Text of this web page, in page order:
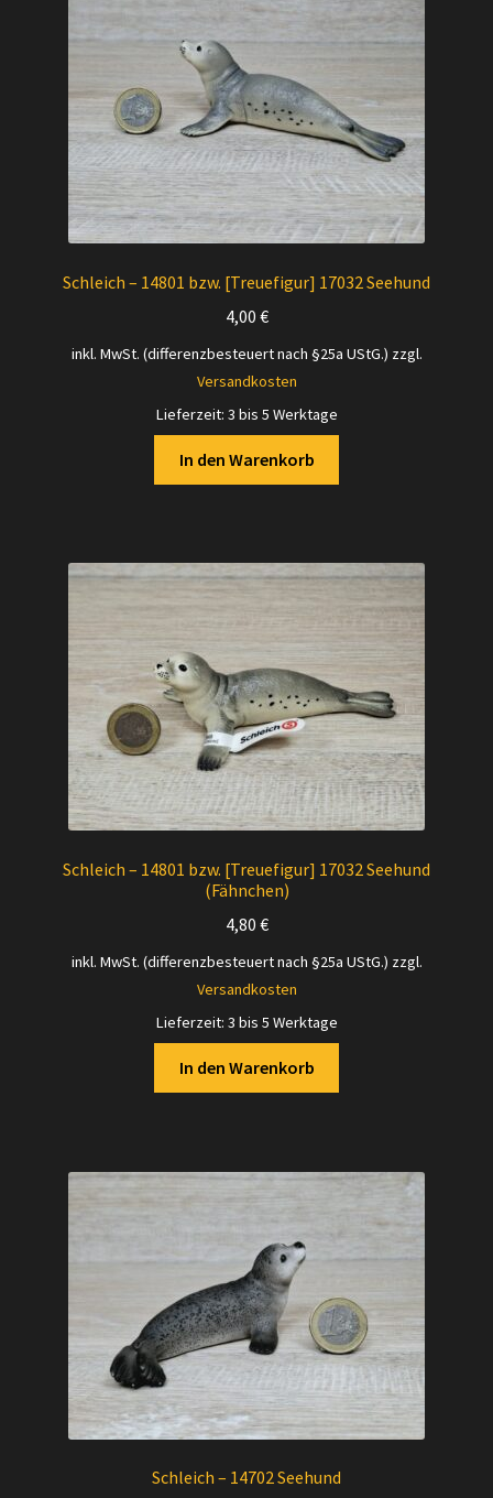
Schleich – 14801 bzw. [Treuefigur] 17032 Seehund
4,00 €
inkl. MwSt. (differenzbesteuert nach §25a UStG.) zzgl.
Versandkosten
Lieferzeit: 3 bis 5 Werktage
In den Warenkorb
Schleich – 14801 bzw. [Treuefigur] 17032 Seehund
(Fähnchen)
4,80 €
inkl. MwSt. (differenzbesteuert nach §25a UStG.) zzgl.
Versandkosten
Lieferzeit: 3 bis 5 Werktage
In den Warenkorb
Schleich – 14702 Seehund